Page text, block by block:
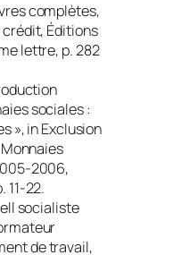
complètes,
crédit, Éditions
lettre, p. 282
sociales :
», inExclusion
2006,
11-22.
socialiste
de travail,